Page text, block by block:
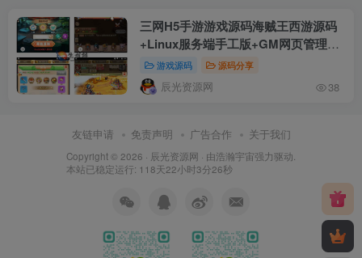
三网H5手游游戏源码海贼王西游源码
+Linux服务端手工版+GM网页管理授
权后台+通用视频教程
游戏源码 源码分享
辰光资源网 38
友链申请 免责声明 广告合作 关于我们
Copyright © 2026 · 辰光资源网 · 由浩瀚宇宙强力驱动.
本站已稳定运行: 118天22小时3分26秒